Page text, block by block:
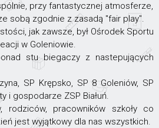
przy fantastycznej atmosferze,
sobą zgodnie z zasadą "fair play".
jak zawsze, był Ośrodek Sportu
w Goleniowie.
stu biegaczy z nastepujących
SP Krępsko, SP 8 Goleniów, SP
i gospodarze ZSP Białuń.
rodziców, pracowników szkoły co
jest wyjątkowy dla nas wszystkich.